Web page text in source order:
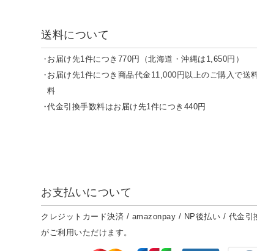
送料について
お届け先1件につき770円（北海道・沖縄は1,650円）
お届け先1件につき商品代金11,000円以上のご購入で送
料
代金引換手数料はお届け先1件につき440円
お支払いについて
クレジットカード決済 / amazonpay / NP後払い / 代金引
がご利用いただけます。